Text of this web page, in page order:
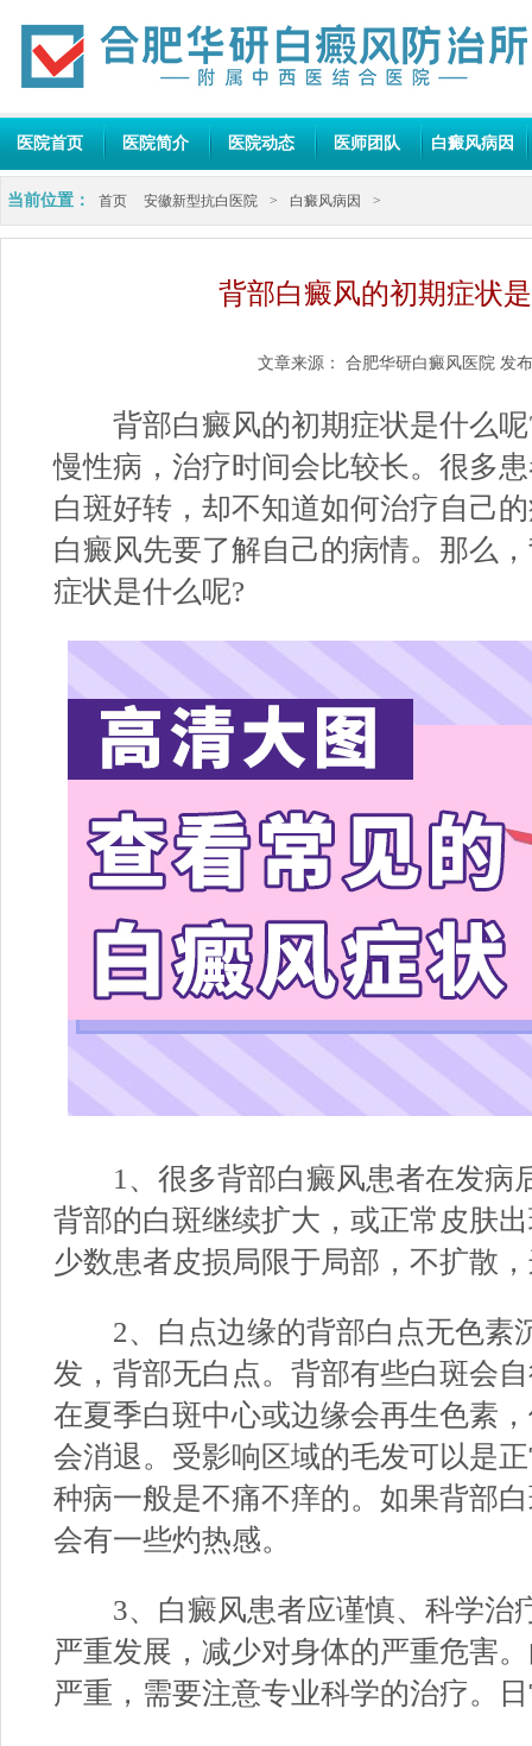
医院首页 医院简介 医院动态 医师团队 白癜风病因
当前位置： 首页 安徽新型抗白医院 > 白癜风病因 >
背部白癜风的初期症状
文章来源： 合肥华研白癜风医院 发
背部白癜风的初期症状是什么呢
慢性病，治疗时间会比较长。很多
白斑好转，却不知道如何治疗自己
白癜风先要了解自己的病情。那么
症状是什么呢?
1、很多背部白癜风患者在发病
背部的白斑继续扩大，或正常皮肤
少数患者皮损局限于局部，不扩散
2、白点边缘的背部白点无色素
发，背部无白点。背部有些白斑会
在夏季白斑中心或边缘会再生色素
会消退。受影响区域的毛发可以是
种病一般是不痛不痒的。如果背部
会有一些灼热感。
3、白癜风患者应谨慎、科学治
严重发展，减少对身体的严重危害
严重，需要注意专业科学的治疗。